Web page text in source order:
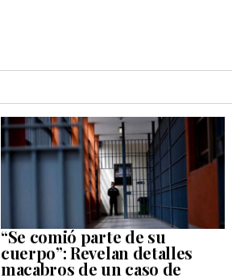
“Se comió parte de su
cuerpo”: Revelan detalles
macabros de un caso de